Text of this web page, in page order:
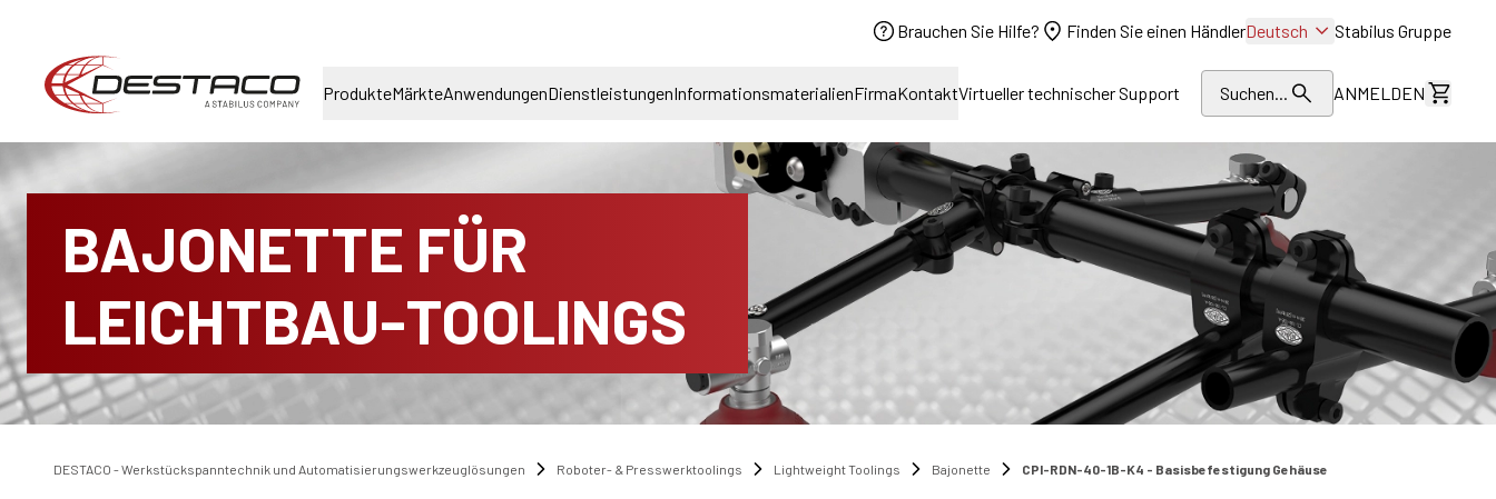
Brauchen Sie Hilfe? Finden Sie einen HändlerDeutsch Stabilus Gruppe
ProdukteMärkteAnwendungenDienstleistungenInformationsmaterialienFirmaKontaktVirtueller technischer Support Suchen... ANMELDEN
BAJONETTE FÜR
LEICHTBAU-TOOLINGS
DESTACO - Werkstückspanntechnik und Automatisierungswerkzeuglösungen Roboter- & Presswerktoolings Lightweight Toolings Bajonette CPI-RDN-40-1B-K4 - Basisbefestigung Gehäuse